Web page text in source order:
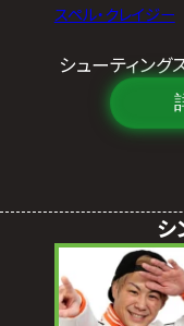
スペル・クレイジー
シューティン
シ